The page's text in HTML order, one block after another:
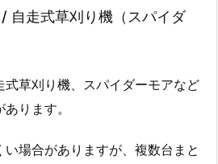
自走式草刈り機（スパイダ
草刈り機、スパイダーモアなど
ります。
場合がありますが、複数台まと